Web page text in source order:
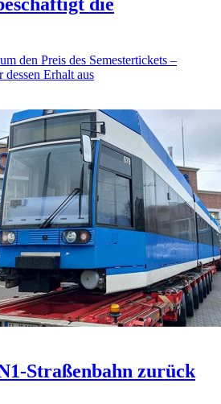
den Preis des Semestertickets –
Erhalt aus
Straßenbahn zurück